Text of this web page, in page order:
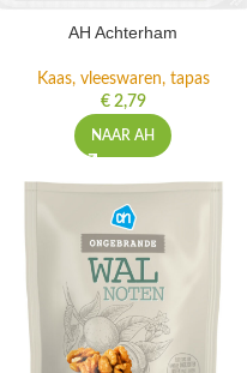
AH Achterham
Kaas, vleeswaren, tapas
€2,79
NAAR AH